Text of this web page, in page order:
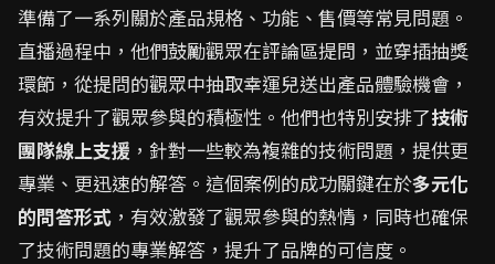
準備了一系列關於產品規格、功能、售價等常見問題。
直播過程中，他們鼓勵觀眾在評論區提問，並穿插抽獎
環節，從提問的觀眾中抽取幸運兒送出產品體驗機會，
有效提升了觀眾參與的積極性。他們也特別安排了技術
團隊線上支援 ，針對一些較為複雜的技術問題，提供更
專業、更迅速的解答。這個案例的成功關鍵在於多元化
的問答形式 ，有效激發了觀眾參與的熱情，同時也確保
了技術問題的專業解答，提升了品牌的可信度。